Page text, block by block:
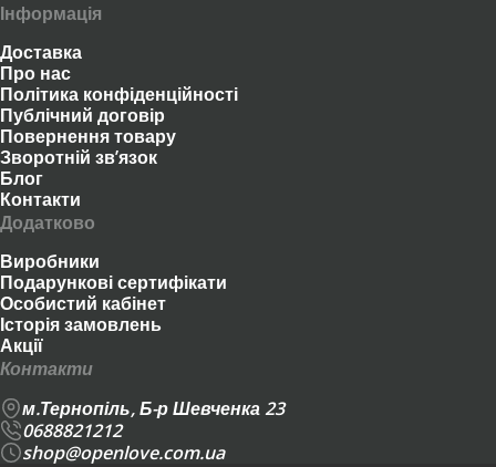
Інформація
Доставка
Про нас
Політика конфіденційності
Публічний договір
Повернення товару
Зворотній зв’язок
Блог
Контакти
Додатково
Виробники
Подарункові сертифікати
Особистий кабінет
Історія замовлень
Акції
Контакти
м.Тернопіль, Б-р Шевченка 23
0688821212
shop@openlove.com.ua